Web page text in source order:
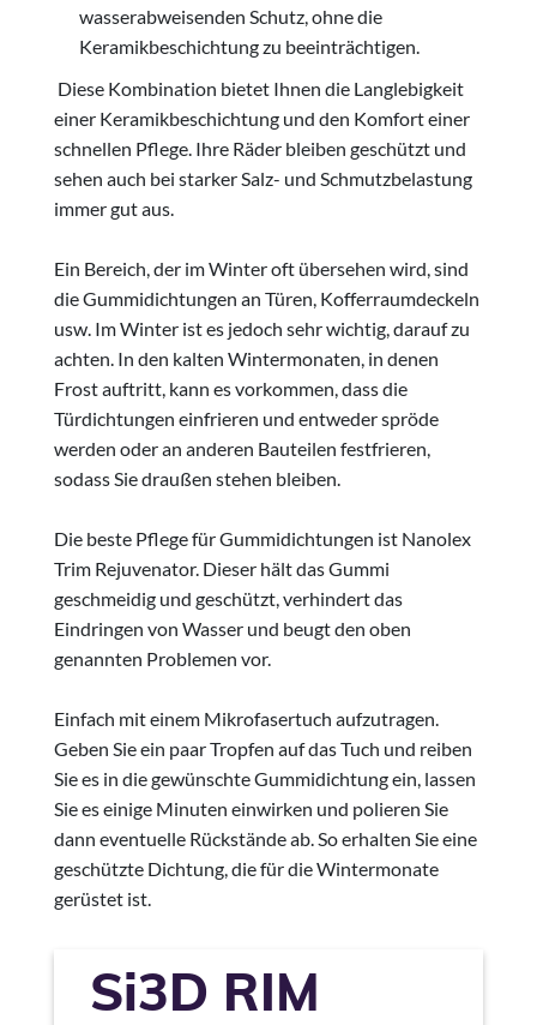
wasserabweisenden Schutz, ohne die
Keramikbeschichtung zu beeinträchtigen.
Diese Kombination bietet Ihnen die Langlebigkeit
einer Keramikbeschichtung und den Komfort einer
schnellen Pflege. Ihre Räder bleiben geschützt und
sehen auch bei starker Salz- und Schmutzbelastung
immer gut aus.
Ein Bereich, der im Winter oft übersehen wird, sind
die Gummidichtungen an Türen, Kofferraumdeckeln
usw. Im Winter ist es jedoch sehr wichtig, darauf zu
achten. In den kalten Wintermonaten, in denen
Frost auftritt, kann es vorkommen, dass die
Türdichtungen einfrieren und entweder spröde
werden oder an anderen Bauteilen festfrieren,
sodass Sie draußen stehen bleiben.
Die beste Pflege für Gummidichtungen ist Nanolex
Trim Rejuvenator. Dieser hält das Gummi
geschmeidig und geschützt, verhindert das
Eindringen von Wasser und beugt den oben
genannten Problemen vor.
Einfach mit einem Mikrofasertuch aufzutragen.
Geben Sie ein paar Tropfen auf das Tuch und reiben
Sie es in die gewünschte Gummidichtung ein, lassen
Sie es einige Minuten einwirken und polieren Sie
dann eventuelle Rückstände ab. So erhalten Sie eine
geschützte Dichtung, die für die Wintermonate
gerüstet ist.
Si3D RIM